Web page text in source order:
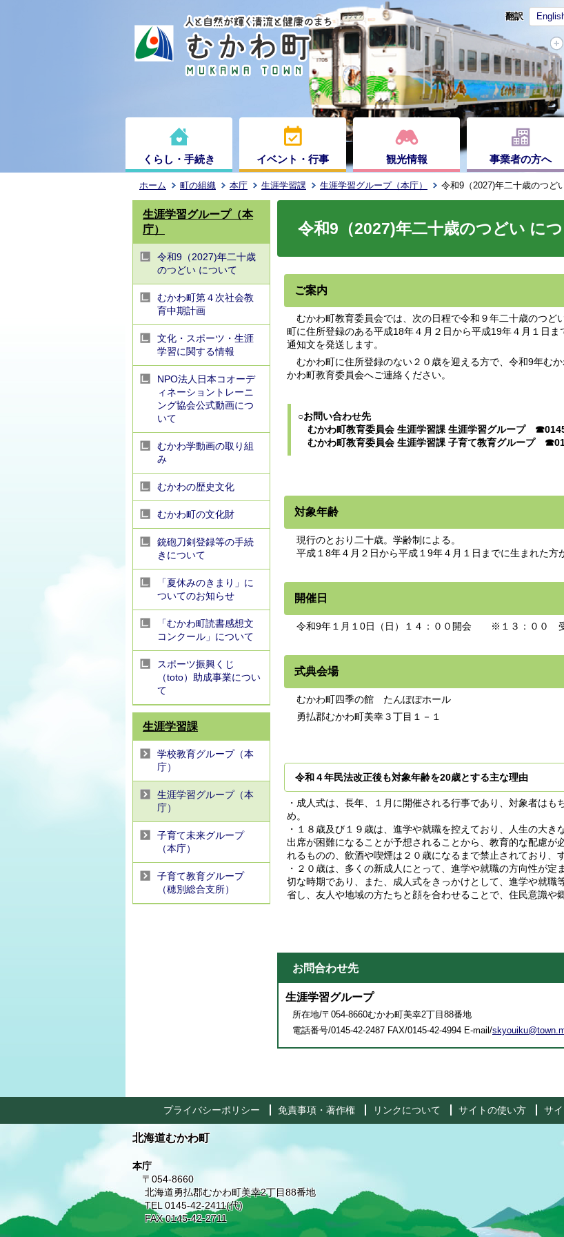
翻訳
くらし・手続き イベント・行事 観光情報 事業者の方へ
ホーム 町の組織 本庁 生涯学習課 生涯学習グループ（本庁） 令和9（2027)年二十歳のつど
生涯学習グループ（本
庁）
令和9（2027)年二十歳
のつどい について
むかわ町第４次社会教
育中期計画
文化・スポーツ・生涯
学習に関する情報
NPO法人日本コオーデ
ィネーショントレーニ
ング協会公式動画につ
いて
むかわ学動画の取り組
み
むかわの歴史文化
むかわ町の文化財
銃砲刀剣登録等の手続
きについて
「夏休みのきまり」に
ついてのお知らせ
「むかわ町読書感想文
コンクール」について
スポーツ振興くじ
（toto）助成事業につい
て
生涯学習課
学校教育グループ（本
庁）
生涯学習グループ（本
庁）
子育て未来グループ
（本庁）
子育て教育グループ
（穂別総合支所）
令和9（2027)年二十歳のつどい に
ご案内
むかわ町教育委員会では、次の日程で令和９年二十歳のつど
町に住所登録のある平成18年４月２日から平成19年４月１日
通知文を発送します。
むかわ町に住所登録のない２０歳を迎える方で、令和9年む
かわ町教育委員会へご連絡ください。
○お問い合わせ先
むかわ町教育委員会 生涯学習課 生涯学習グループ
むかわ町教育委員会 生涯学習課 子育て教育グループ
対象年齢
現行のとおり二十歳。学齢制による。
平成１8年４月２日から平成１9年４月１日までに生まれた方
開催日
令和9年１月１0日（日）１４：００開会 ※１３：００
式典会場
むかわ町四季の館 たんぽぽホール
勇払郡むかわ町美幸３丁目１－１
令和４年民法改正後も対象年齢を20歳とする主な理由
・成人式は、長年、１月に開催される行事であり、対象者は
め。
・１８歳及び１９歳は、進学や就職を控えており、人生の大
出席が困難になることが予想されることから、教育的な配慮が
れるものの、飲酒や喫煙は２０歳になるまで禁止されており、
・２０歳は、多くの新成人にとって、進学や就職の方向性が
切な時期であり、また、成人式をきっかけとして、進学や就
省し、友人や地域の方たちと顔を合わせることで、住民意識や
お問合わせ先
生涯学習グループ
所在地/〒054-8660むかわ町美幸2丁目88番地
電話番号/0145-42-2487 FAX/0145-42-4994 E-mail/
プライバシーポリシー 免責事項・著作権 リンクについて サイトの使い方 サ
北海道むかわ町
本庁
〒054-8660
北海道勇払郡むかわ町美幸2丁目88番地
TEL 0145-42-2411(代)
FAX 0145-42-2711